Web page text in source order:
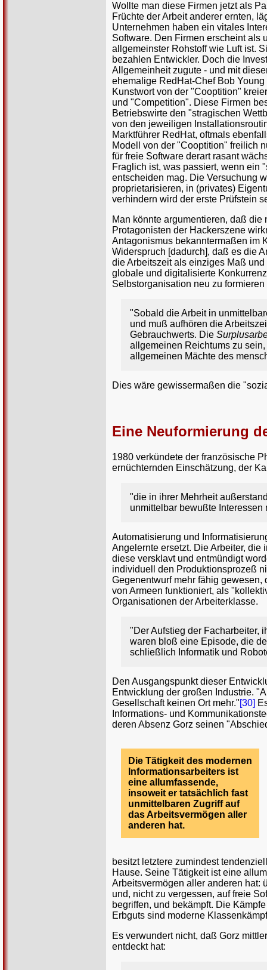
Wollte man diese Firmen jetzt als
Früchte der Arbeit anderer ernten,
Unternehmen haben ein vitales
Software. Den Firmen erscheint als
allgemeinster Rohstoff wie Luft ist.
bezahlen Entwickler. Doch die
Allgemeinheit zugute - und mit
ehemalige RedHat-Chef Bob
Kunstwort von der "Cooptition"
und "Competition". Diese Firmen
Betriebswirte den "stragischen
von den jeweiligen
Marktführer RedHat, oftmals
Modell von der "Cooptition" freilich
für freie Software derart rasant
Fraglich ist, was passiert, wenn ein
entscheiden mag. Die Versuchung
proprietarisieren, in (privates)
verhindern wird der erste Prüfstein
Man könnte argumentieren, daß
Protagonisten der Hackerszene
Antagonismus bekanntermaßen im
Widerspruch [dadurch], daß es die
die Arbeitszeit als einziges Maß
globale und digitalisierte
Selbstorganisation neu zu
"Sobald die Arbeit in
und muß aufhören die
Gebrauchwerts. Die
allgemeinen Reichtums zu
allgemeinen Mächte des
Dies wäre gewissermaßen die
Eine Neuformierung
1980 verkündete der französische
ernüchternden Einschätzung, der
"die in ihrer Mehrheit
unmittelbar bewußte
Automatisierung und
Angelernte ersetzt. Die Arbeiter,
diese versklavt und entmündigt
individuell den Produktionsprozeß
Gegenentwurf mehr fähig
von Armeen funktioniert, als
Organisationen der Arbeiterklasse.
"Der Aufstieg der Facharbeiter,
waren bloß eine Episode, die
schließlich Informatik und
Den Ausgangspunkt dieser
Entwicklung der großen Industrie.
Gesellschaft keinen Ort mehr."[30]
Informations- und
deren Absenz Gorz seinen
Die Tätigkeit des modernen
Informationsarbeiters ist
eine allumfassende,
insoweit er tatsächlich fast
unmittelbaren Zugriff auf
das Arbeitsvermögen aller
anderen hat.
besitzt letztere zumindest
Hause. Seine Tätigkeit ist eine
Arbeitsvermögen aller anderen hat:
und, nicht zu vergessen, auf freie
begriffen, und bekämpft. Die
Erbguts sind moderne
Es verwundert nicht, daß Gorz
entdeckt hat: